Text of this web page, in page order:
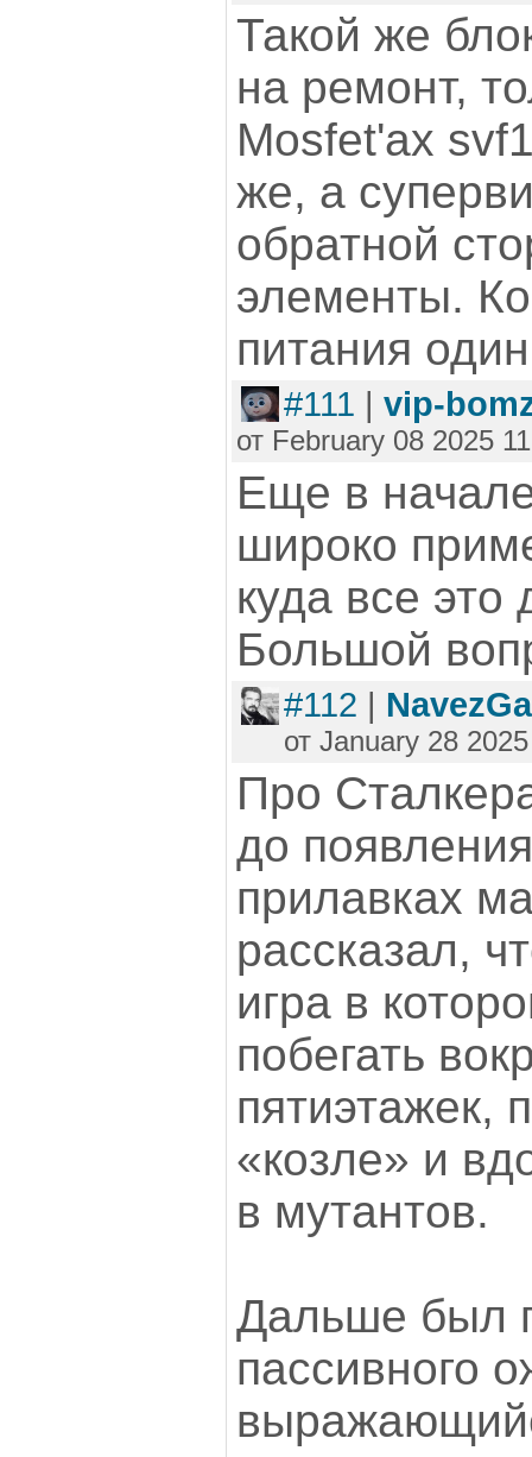
Такой же
на ремонт,
Mosfet'ах
же, а
обратной
элементы.
питания
#111 | vip-
от February 08 2025
Еще в
широко
куда все это
Большой
#112 |
от January 28
Про
до
прилавках
рассказал,
игра в
побегать
пятиэтажек,
«козле» и
в мутантов.
Дальше был
пассивного